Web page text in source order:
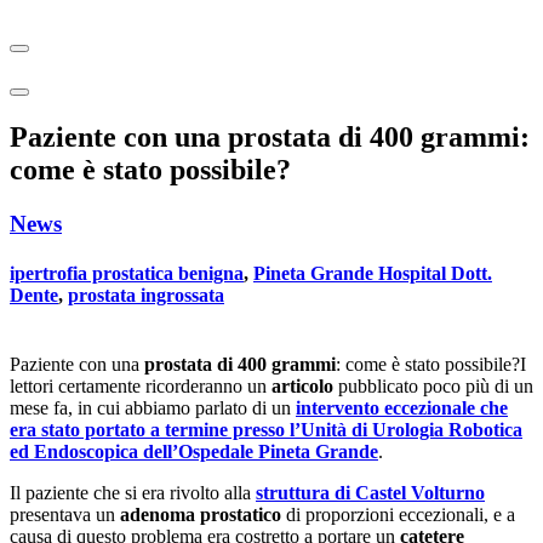
Paziente con una prostata di 400 grammi:
come è stato possibile?
News
ipertrofia prostatica benigna, Pineta Grande Hospital Dott.
Dente, prostata ingrossata
Paziente con una prostata di 400 grammi: come è stato possibile?I
lettori certamente ricorderanno un articolo pubblicato poco più di un
mese fa, in cui abbiamo parlato di un intervento eccezionale che
era stato portato a termine presso l’Unità di Urologia Robotica
ed Endoscopica dell’Ospedale Pineta Grande.
Il paziente che si era rivolto alla struttura di Castel Volturno
presentava un adenoma prostatico di proporzioni eccezionali, e a
causa di questo problema era costretto a portare un catetere